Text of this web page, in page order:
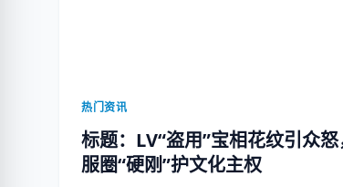
热门资讯
标题：LV“盗用”宝相花纹引众
服圈“硬刚”护文化主权